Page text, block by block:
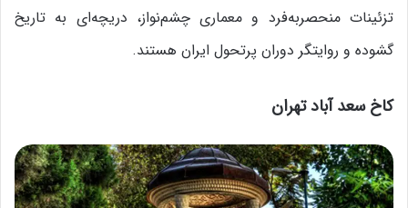
تزئینات منحصر‌به‌فرد و معماری چشم‌نواز، دریچه‌ای به تاریخ
گشوده و روایتگر دوران پرتحول ایران هستند.
کاخ سعد آباد تهران